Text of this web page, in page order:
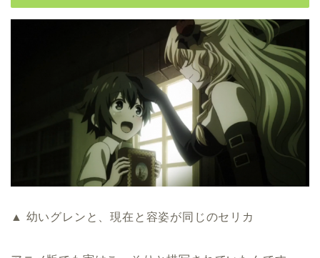
▲ 幼いグレンと、現在と容姿が同じのセリカ